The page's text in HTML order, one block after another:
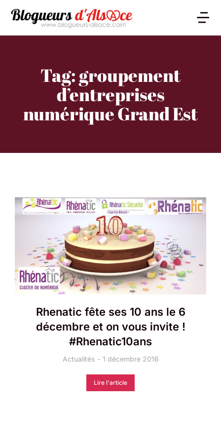
Tag: groupement
d’entreprises
numérique Grand Est
Rhenatic fête ses 10 ans le 6
décembre et on vous invite !
#Rhenatic10ans
Actualités 1 décembre 2016
Lire l'article